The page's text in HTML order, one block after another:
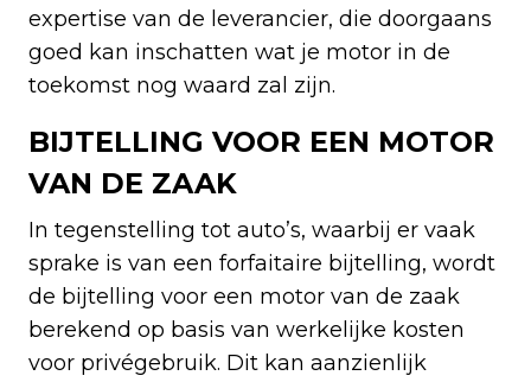
expertise van de leverancier, die doorgaans
goed kan inschatten wat je motor in de
toekomst nog waard zal zijn.
BIJTELLING VOOR EEN MOTOR
VAN DE ZAAK
In tegenstelling tot auto’s, waarbij er vaak
sprake is van een forfaitaire bijtelling, wordt
de bijtelling voor een motor van de zaak
berekend op basis van werkelijke kosten
voor privégebruik. Dit kan aanzienlijk